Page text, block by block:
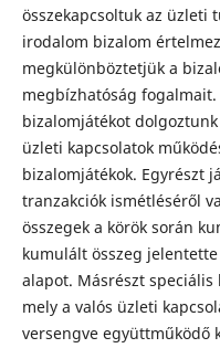
összekapcsoltuk az üzleti
irodalom bizalom
megkülönböztetjük a
megbízhatóság
bizalomjátékot
üzleti kapcsolatok
bizalomjátékok. Egyrészt
tranzakciók ismétléséről
összegek a körök során
kumulált összeg
alapot. Másrészt
mely a valós üzleti
versengve együttműködő